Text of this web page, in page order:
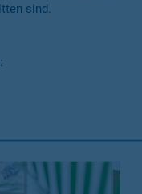
sind.